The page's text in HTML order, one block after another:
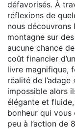
défavorisés. À
réflexions de
nous découvrons
montagne sur
aucune chance
coût financier
livre magnifique,
réalité de l’adage
impossible alors
élégante et
bonheur qui vous
peu à l’action de